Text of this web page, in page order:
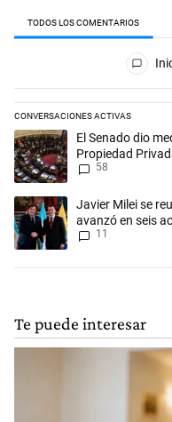
TODOS LOS COMENTARIOS
Todos los
CONVERSACIONES ACTIVAS
Este listado muestra los
Un artículo de tendencia
El Senado dio
Propiedad
del Manejo del
58
Un artículo de tendencia
Javier Milei se
avanzó en seis
11